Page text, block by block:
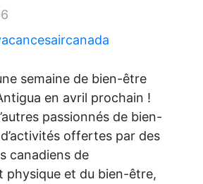
semaine de bien-être
en avril prochain !
passionnés de bien-
offertes par des
canadiens de
physique et du bien-être,